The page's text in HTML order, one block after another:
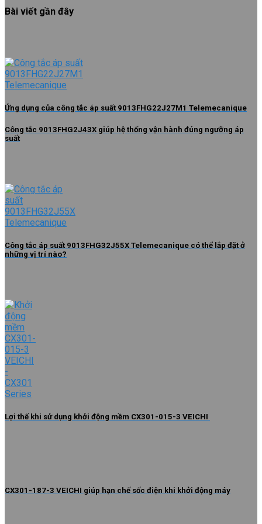
Bài viết gần đây
Ứng dụng của công tắc áp suất 9013FHG22J27M1 Telemecanique
Công tắc 9013FHG2J43X giúp hệ thống vận hành đúng ngưỡng áp
suất
Công tắc áp suất 9013FHG32J55X Telemecanique có thể lắp đặt ở
những vị trí nào?
Lợi thế khi sử dụng khởi động mềm CX301-015-3 VEICHI
CX301-187-3 VEICHI giúp hạn chế sốc điện khi khởi động máy